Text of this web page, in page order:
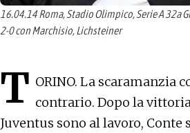
16.04.14 Roma, Stadio Olimpico, Serie A 32a
2-0 con Marchisio, Lichsteiner
T ORINO. La scaramanzia
contrario. Dopo la
Juventus sono al lavoro,